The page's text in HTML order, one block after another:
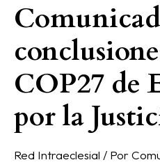
COP27 de
por la
Red Intraeclesial / Por
Justicia